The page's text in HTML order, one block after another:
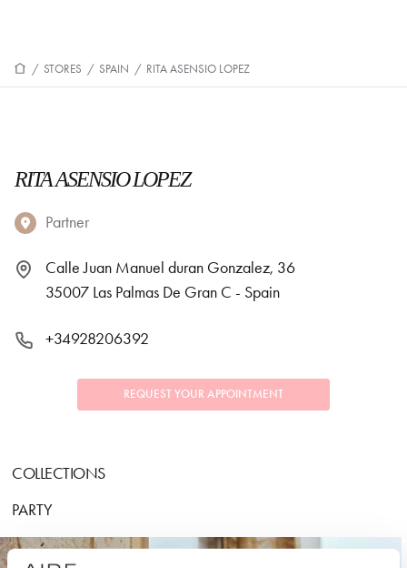
/ STORES / SPAIN / RITA ASENSIO LOPEZ
RITA ASENSIO LOPEZ
Partner
Calle Juan Manuel duran Gonzalez, 36
35007 Las Palmas De Gran C - Spain
+34928206392
REQUEST YOUR APPOINTMENT
COLLECTIONS
PARTY